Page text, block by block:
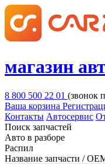
магазин
8 800 500 22 01 (звонок
Ваша корзина
Контакты Автосервис
Поиск запчастей
Авто в разборе
Распил
Название запчасти /